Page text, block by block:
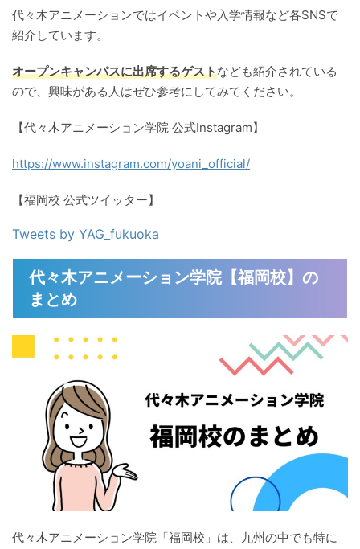
代々木アニメーションではイベントや入学情報など各SNSで
紹介しています。
オープンキャンパスに出席するゲストなども紹介されている
ので、興味がある人はぜひ参考にしてみてください。
【代々木アニメーション学院 公式Instagram】
https://www.instagram.com/yoani_official/
【福岡校 公式ツイッター】
Tweets by YAG_fukuoka
代々木アニメーション学院【福岡校】の
まとめ
代々木アニメーション学院「福岡校」は、九州の中でも特に